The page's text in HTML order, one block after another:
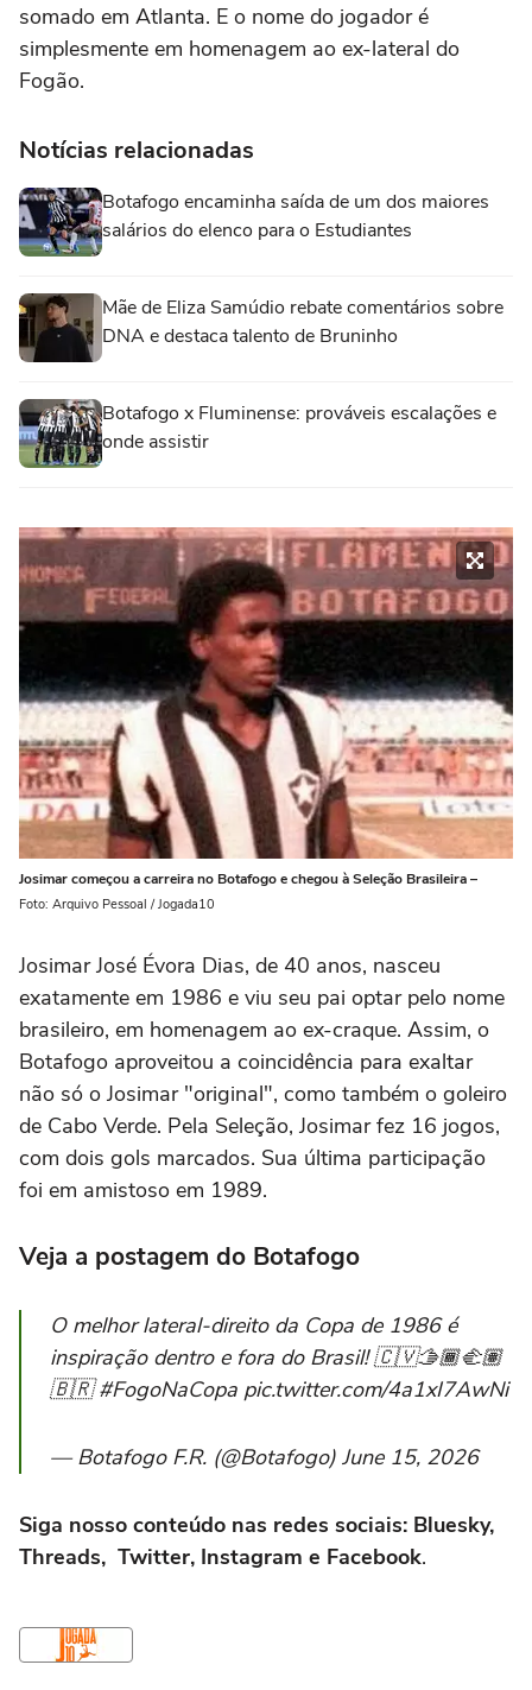
somado em Atlanta. E o nome do jogador é
simplesmente em homenagem ao ex-lateral do
Fogão.
Notícias relacionadas
Botafogo encaminha saída de um dos maiores
salários do elenco para o Estudiantes
Mãe de Eliza Samúdio rebate comentários sobre
DNA e destaca talento de Bruninho
Botafogo x Fluminense: prováveis escalações e
onde assistir
Josimar começou a carreira no Botafogo e chegou à Seleção Brasileira –
Foto: Arquivo Pessoal / Jogada10
Josimar José Évora Dias, de 40 anos, nasceu
exatamente em 1986 e viu seu pai optar pelo nome
brasileiro, em homenagem ao ex-craque. Assim, o
Botafogo aproveitou a coincidência para exaltar
não só o Josimar "original", como também o goleiro
de Cabo Verde. Pela Seleção, Josimar fez 16 jogos,
com dois gols marcados. Sua última participação
foi em amistoso em 1989.
Veja a postagem do Botafogo
O melhor lateral-direito da Copa de 1986 é
inspiração dentro e fora do Brasil! 🇨🇻🫱🏾‍🫲🏽
🇧🇷 #FogoNaCopa pic.twitter.com/4a1xI7AwNi
— Botafogo F.R. (@Botafogo) June 15, 2026
Siga nosso conteúdo nas redes sociais: Bluesky,
Threads, Twitter, Instagram e Facebook.